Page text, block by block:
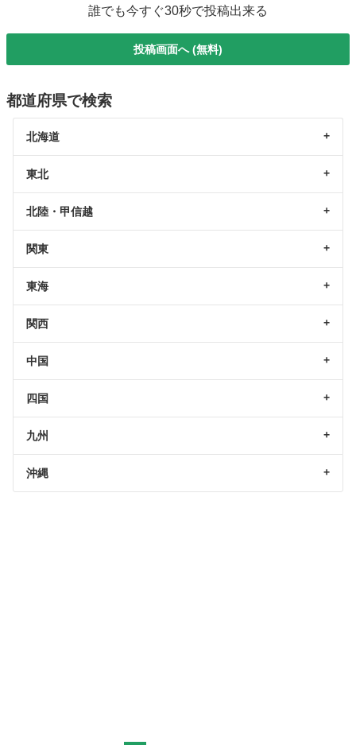
誰でも今すぐ30秒で投稿出来る
投稿画面へ (無料)
都道府県で検索
北海道
東北
北陸・甲信越
関東
東海
関西
中国
四国
九州
沖縄